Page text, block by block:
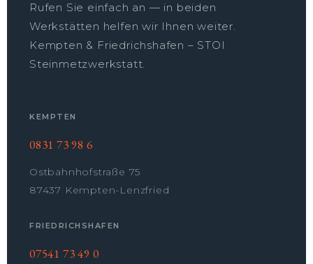
Rufen Sie einfach an — in beiden
Werkstätten helfen wir Ihnen weiter.
Kempten & Friedrichshafen – STOI
Steinmetzwerkstatt.
KEMPTEN
0831 73 98 6
Ostbahnhofstraße 75
87437 Kempten-Lenzfried
FRIEDRICHSHAFEN
07541 73 49 0